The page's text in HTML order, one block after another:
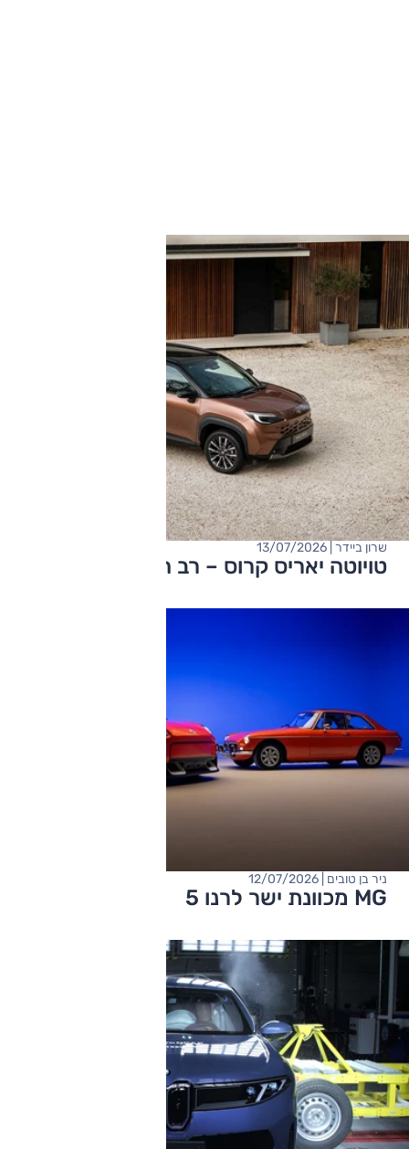
טויוטה יאריס קרוס – רב המכר מתחדש
שרון ביידר | 13/07/2026
MG מכוונת ישר לרנו 5
ניר בן טובים | 12/07/2026